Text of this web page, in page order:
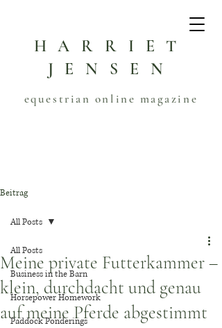
HARRIET
JENSEN
equestrian online magazine
Beitrag
All Posts
Business in the Barn
Horsepower Homework
Paddock Ponderings
All Posts
Meine private Futterkammer –
klein, durchdacht und genau
auf meine Pferde abgestimmt